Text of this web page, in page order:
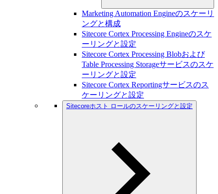
Marketing Automation Engineのスケーリ
ングと構成
Sitecore Cortex Processing Engineのスケ
ーリングと設定
Sitecore Cortex Processing Blobおよび
Table Processing Storageサービスのスケ
ーリングと設定
Sitecore Cortex Reportingサービスのス
ケーリングと設定
Sitecoreホスト ロールのスケーリングと設定